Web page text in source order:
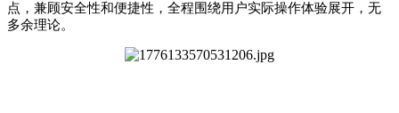
点，兼顾安全性和便捷性，全程围绕用户实际操作体验展开，无
多余理论。